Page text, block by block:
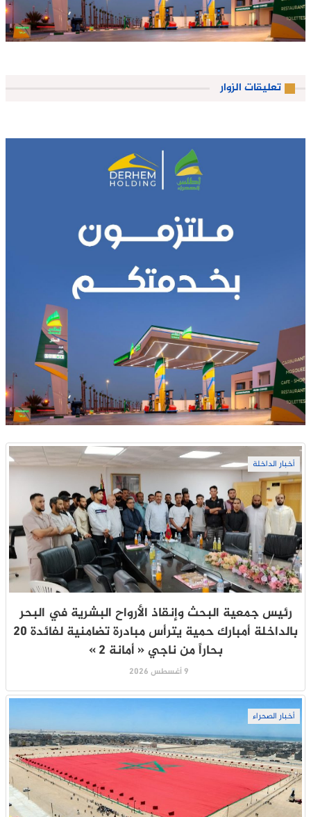
تعليقات الزوار
أخبار الداخلة
رئيس جمعية البحث وإنقاذ الأرواح البشرية في البحر
بالداخلة أمبارك حمية يترأس مبادرة تضامنية لفائدة 20
بحاراً من ناجي « أمانة 2 »
9 أغسطس 2026
أخبار الصحراء